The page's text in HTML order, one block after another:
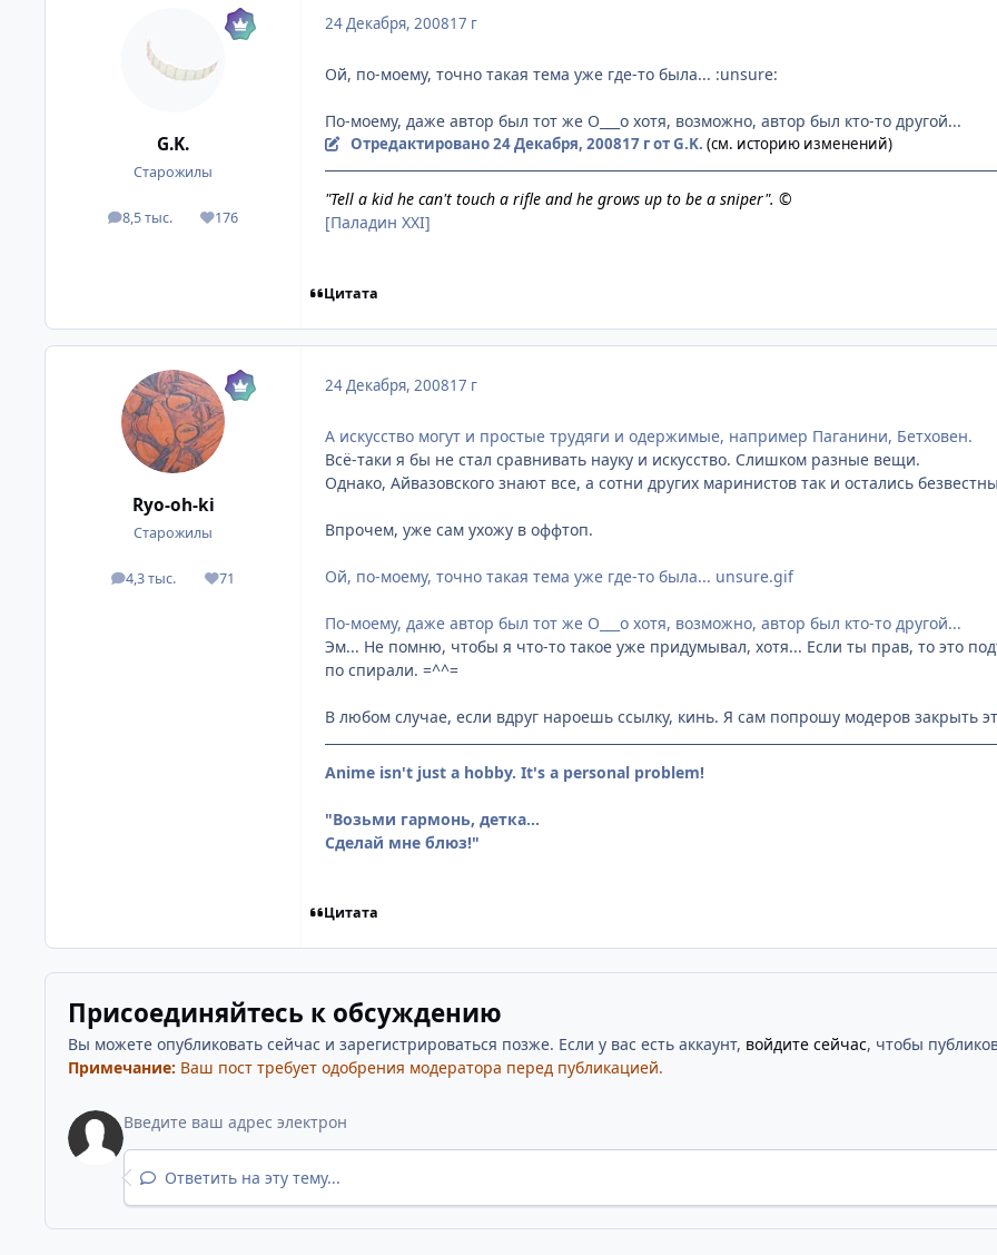
G.K.
Старожилы
8,5 тыс.
посты 176
Репутация
24 Декабря, 200817 г
Ой, по-моему, точно такая тема уже где-то была... :unsure:
По-моему, даже автор был тот же О___о хотя, возможно, автор был кто-то другой...
Отредактировано24 Декабря, 200817 гот G.K. (см. историю изменений)
"Tell a kid he can't touch a rifle and he grows up to be a sniper". ©
[Паладин XXI]
Цитата
Ryo-oh-ki
Старожилы
4,3 тыс.
посты 71
Репутация
24 Декабря, 200817 г
А искусство могут и простые трудяги и одержимые, например Паганини, Бетховен.
Всё-таки я бы не стал сравнивать науку и искусство. Слишком разные вещи.
Однако, Айвазовского знают все, а сотни других маринистов так и остались
Впрочем, уже сам ухожу в оффтоп.
Ой, по-моему, точно такая тема уже где-то была... unsure.gif
По-моему, даже автор был тот же О___о хотя, возможно, автор был кто-то другой...
Эм... Не помню, чтобы я что-то такое уже придумывал, хотя... Если ты прав, то это
по спирали. =^^=
В любом случае, если вдруг нароешь ссылку, кинь. Я сам попрошу модеров закрыть
Anime isn't just a hobby. It's a personal problem!
"Возьми гармонь, детка...
Сделай мне блюз!"
Цитата
Присоединяйтесь к обсуждению
Вы можете опубликовать сейчас и зарегистрироваться позже. Если у вас есть аккаунт, войдите сейчас, чтобы
Примечание: Ваш пост требует одобрения модератора перед публикацией.
Ответить на эту тему...